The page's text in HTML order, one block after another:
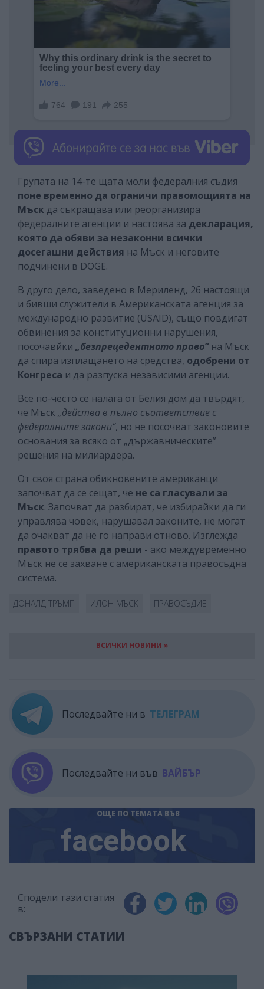
Групата на 14-те щата моли федералния съдия
поне временно да ограничи правомощията на
Мъск да съкращава или реорганизира
федералните агенции и настоява за декларация,
която да обяви за незаконни всички
досегашни действия на Мъск и неговите
подчинени в DOGE.
В друго дело, заведено в Мериленд, 26 настоящи
и бивши служители в Американската агенция за
международно развитие (USAID), също повдигат
обвинения за конституционни нарушения,
посочавйки „безпрецедентното право”на Мъск
да спира изплащането на средства, одобрени от
Конгреса и да разпуска независими агенции.
Все по-често се налага от Белия дом да твърдят,
че Мъск „действа в пълно съответствие с
федералните закони“, но не посочват законовите
основания за всяко от „държавническите”
решения на милиардера.
От своя страна обикновените американци
започват да се сещат, че не са гласували за
Мъск. Започват да разбират, че избирайки да ги
управлява човек, нарушавал законите, не могат
да очакват да не го направи отново. Изглежда
правото трябва да реши - ако междувременно
Мъск не се захване с американската правосъдна
система.
ДОНАЛД ТРЪМП ИЛОН МЪСК ПРАВОСЪДИЕ
ВСИЧКИ НОВИНИ »
Последвайте ни в ТЕЛЕГРАМ
Последвайте ни във ВАЙБЪР
ОЩЕ ПО ТЕМАТА ВЪВ
facebook
Сподели тази статия
в:
СВЪРЗАНИ СТАТИИ